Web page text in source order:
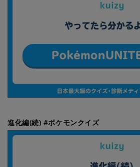
進化編(続) #ポケモンクイズ